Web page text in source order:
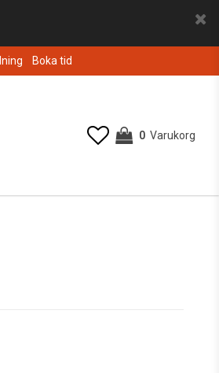
Boka tid
0 Varukorg